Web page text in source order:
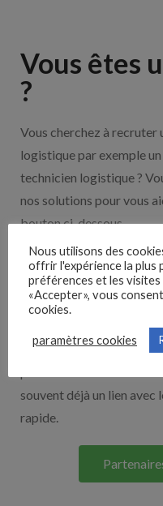
Vous êtes
?
Vous cherchez à recruter
logistique par exemple
technicien logistique ?
nos solutions pour vous
bouton ci-dessous.
Nos
Découvrez nos
multidiffuseurs, sites
souvent déjà un lien
rapide.
Nous utilisons des
offrir l'expérience la plus
préférences et les
«Accepter», vous
cookies.
paramètres cookies